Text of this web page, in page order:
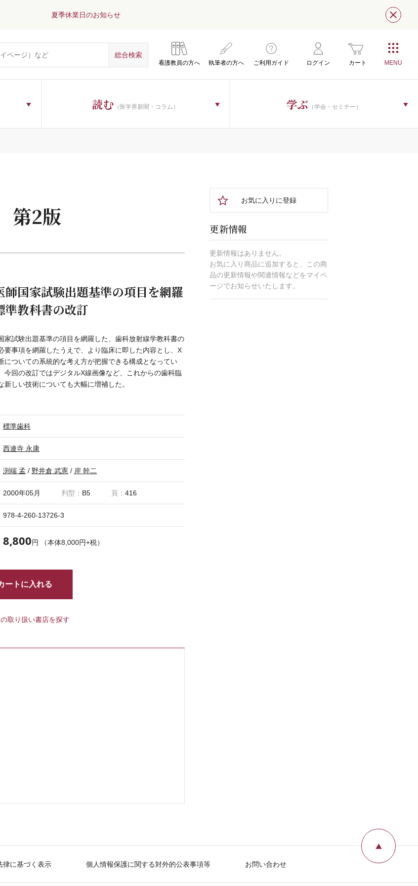
夏季休業日のお知らせ 閉じ
看護教員の方へ 執筆者の方へ ご利用ガイド ログイン カート
読む （医学界新聞・コラム） 学ぶ （学会・セミナー）
第2版
師国家試験出題基準の項目を網羅
準教科書の改訂
家試験出題基準の項目を網羅した、歯科放射線学教科書の
要事項を網羅したうえで、より臨床に即した内容とし、X
についての系統的な考え方が把握できる構成となってい
今回の改訂ではデジタルX線画像など、これからの歯科臨
新しい技術についても大幅に増補した。
標準歯科
西連寺 永康
渕端 孟 / 野井倉 武憲 / 岸 幹二
2000年05月 判型： B5 頁： 416
978-4-260-13726-3
8,800円 （本体8,000円+税）
ートに入れる
取り扱い書店を探す
お気に入りに登録
更新情報
更新情報はありません。
お気に入り商品に追加すると、この商
品の更新情報や関連情報などをマイペ
ージでお知らせいたします。
律に基づく表示 個人情報保護に関する対外的公表事項等 お問い合わせ